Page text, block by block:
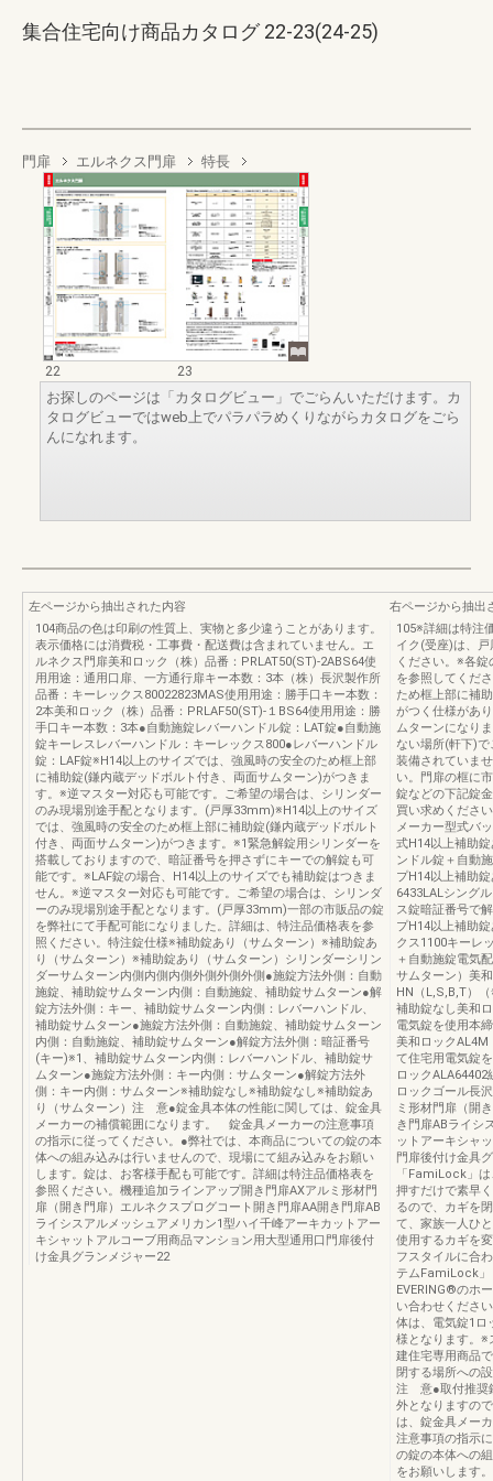
集合住宅向け商品カタログ 22-23(24-25)
門扉 エルネクス門扉 特長
22
23
お探しのページは「カタログビュー」でごらんいただけます。カ
タログビューではweb上でパラパラめくりながらカタログをごら
んになれます。
左ページから抽出された内容
104商品の色は印刷の性質上、実物と多少違うことがあります。
表示価格には消費税・工事費・配送費は含まれていません。エ
ルネクス門扉美和ロック（株）品番：PRLAT50(ST)-2ABS64使
用用途：通用口扉、一方通行扉キー本数：3本（株）長沢製作所
品番：キーレックス80022823MAS使用用途：勝手口キー本数：
2本美和ロック（株）品番：PRLAF50(ST)-１BS64使用用途：勝
手口キー本数：3本●自動施錠レバーハンドル錠：LAT錠●自動施
錠キーレスレバーハンドル：キーレックス800●レバーハンドル
錠：LAF錠※H14以上のサイズでは、強風時の安全のため框上部
に補助錠(鎌内蔵デッドボルト付き、両面サムターン)がつきま
す。※逆マスター対応も可能です。ご希望の場合は、シリンダー
のみ現場別途手配となります。(戸厚33mm)※H14以上のサイズ
では、強風時の安全のため框上部に補助錠(鎌内蔵デッドボルト
付き、両面サムターン)がつきます。※1緊急解錠用シリンダーを
搭載しておりますので、暗証番号を押さずにキーでの解錠も可
能です。※LAF錠の場合、H14以上のサイズでも補助錠はつきま
せん。※逆マスター対応も可能です。ご希望の場合は、シリンダ
ーのみ現場別途手配となります。(戸厚33mm)一部の市販品の錠
を弊社にて手配可能になりました。詳細は、特注品価格表を参
照ください。特注錠仕様※補助錠あり（サムターン）※補助錠あ
り（サムターン）※補助錠あり（サムターン）シリンダーシリン
ダーサムターン内側内側内側外側外側外側●施錠方法外側：自動
施錠、補助錠サムターン内側：自動施錠、補助錠サムターン●解
錠方法外側：キー、補助錠サムターン内側：レバーハンドル、
補助錠サムターン●施錠方法外側：自動施錠、補助錠サムターン
内側：自動施錠、補助錠サムターン●解錠方法外側：暗証番号
(キー)※1、補助錠サムターン内側：レバーハンドル、補助錠サ
ムターン●施錠方法外側：キー内側：サムターン●解錠方法外
側：キー内側：サムターン※補助錠なし※補助錠なし※補助錠あ
り（サムターン）注 意●錠金具本体の性能に関しては、錠金具
メーカーの補償範囲になります。 錠金具メーカーの注意事項
の指示に従ってください。●弊社では、本商品についての錠の本
体への組み込みは行いませんので、現場にて組み込みをお願い
します。錠は、お客様手配も可能です。詳細は特注品価格表を
参照ください。機種追加ラインアップ開き門扉AXアルミ形材門
扉（開き門扉）エルネクスプログコート開き門扉AA開き門扉AB
ライシスアルメッシュアメリカン1型ハイ千峰アーキカットアー
キシャットアルコーブ用商品マンション用大型通用口門扉後付
け金具グランメジャー22
右ページから抽出
105※詳細は特注
イク(受座)は、
ください。※各
を参照してくだ
ため框上部に補
がつく仕様があ
ムターンになり
ない場所(軒下)
装備されていま
い。門扉の框に
錠などの下記錠
買い求めくださ
メーカー型式バ
式H14以上補助
ンドル錠＋自動
プH14以上補助
6433LALシング
ス錠暗証番号で
プH14以上補助
クス1100キーレ
＋自動施錠電気
サムターン）美
HN（L,S,B,T）
補助錠なし美和
電気錠を使用本
美和ロックAL4M
て住宅用電気錠
ロック
ロックゴール長
ミ形材門扉（開
き門扉ABライシ
ットアーキシャ
門扉後付け金具
「FamiLock」
押すだけで素早
るので、カギを
て、家族一人ひ
使用するカギを
フスタイルに合
テムFamiLock」
EVERING®のホ
い合わせくださ
体は、電気錠1ロ
様となります。
建住宅専用商品
閉する場所への
注 意●取付推奨
外となりますの
は、錠金具メー
注意事項の指示
の錠の本体への
をお願いします